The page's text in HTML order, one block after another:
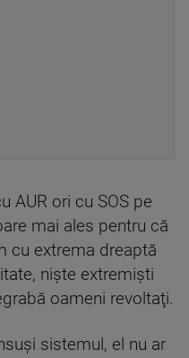
AUR ori cu SOS pe
mai ales pentru că
cu extrema dreaptă
nişte extremişti
oameni revoltaţi.
sistemul, el nu ar